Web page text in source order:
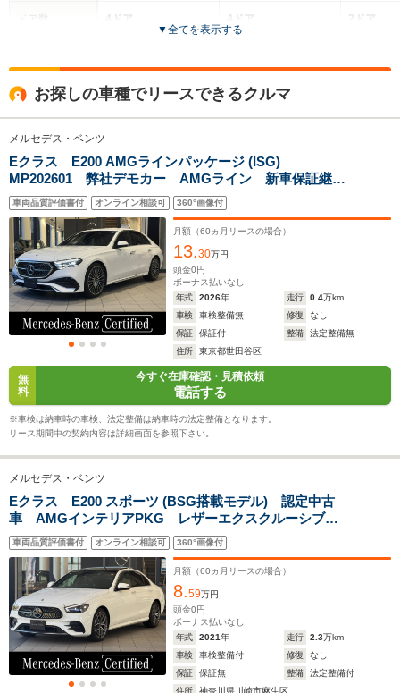
サイズ
(全長x全幅x全高)
WLTCモード
燃費
駆動方式
4ドア
全高
1.82m
全長
4.76m～4.79m
ホイールベース
-m
12.9～19.1km/L
└市街地:9.5～
14.7km/L
19.1km/L
└高速道路:14.9～
22.1km/L
4ドア
全高
1.9m
全長
5m
10.6～16.5km/L
└市街地:7.7～
└郊外:11.4～
16.4km/L
18.7km/L
2ドア
全
10.0km/L
15.0km/L
▼全てを表示する
お探しの車種でリースできるクルマ
メルセデス・ベンツ
Eクラス E200 AMGラインパッケージ (ISG)
MP202601 弊社デモカー AMGライン 新車保証継
承 360度カメラ アンビエントライト64色
AppleCarPlay フットトランクオープナー 前席パワー
シート シートヒーター 自動開閉トランク ARナビゲ
ーション
車両品質評価書付 オンライン相談可 360°画像付
月額（60 ヵ月リースの場合）
13.30万円
頭金0円
ボーナス払いなし
年式
2026年 走行 0.4万km
車検
車検整備無 修復
なし
保証
保証付 整備
法定整備無
住所
東京都世田谷区
無
料
今すぐ在庫確認・見積依頼
電話する
※車検は納車時の車検、法定整備は納車時の法定整備となります。
リース期間中の契約内容は詳細画面を参照下さい。
メルセデス・ベンツ
Eクラス E200 スポーツ (BSG搭載モデル) 認定中古
車 AMGインテリアPKG レザーエクスクルーシブ
PKG サンルーフ ブルメスターサウンド ヘッドアッ
プディスプレイ 360度カメラ アンビエントライト64
色 本革黒シート パワーシート
車両品質評価書付 オンライン相談可 360°画像付
月額（60 ヵ月リースの場合）
8.59万円
頭金0円
ボーナス払いなし
年式
2021年 走行 2.3万km
車検
車検整備付 修復
なし
保証
保証無 整備
法定整備付
住所
神奈川県川崎市麻生区